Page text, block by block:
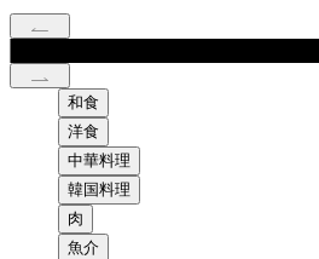
和食
洋食
中華料理
韓国料理
肉
魚介